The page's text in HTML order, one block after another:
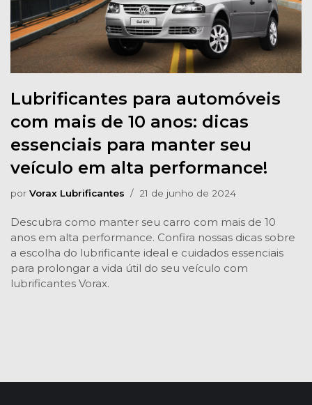
Lubrificantes para automóveis
com mais de 10 anos: dicas
essenciais para manter seu
veículo em alta performance!
por Vorax Lubrificantes 21 de junho de 2024
Descubra como manter seu carro com mais de 10
anos em alta performance. Confira nossas dicas sobre
a escolha do lubrificante ideal e cuidados essenciais
para prolongar a vida útil do seu veículo com
lubrificantes Vorax.